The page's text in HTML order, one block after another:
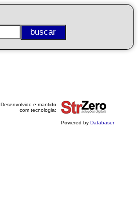
Desenvolvido e mantido
com tecnologia:
Powered by Databaser